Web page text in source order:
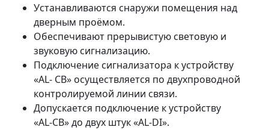
Устанавливаются снаружи помещения над
дверным проёмом.
Обеспечивают прерывистую световую и
звуковую сигнализацию.
Подключение сигнализатора к устройству
«AL- CB» осуществляется по двухпроводной
контролируемой линии связи.
Допускается подключение к устройству
«AL-CB» до двух штук «AL-DI».